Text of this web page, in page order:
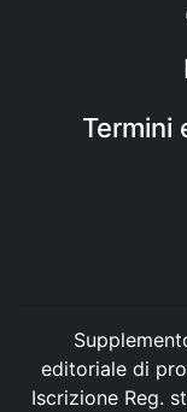
Termini
editoriale di
Iscrizione Reg.